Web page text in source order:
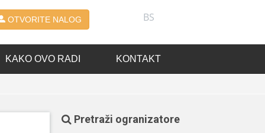
OTVORITE NALOG BS
KAKO OVO RADI KONTAKT
Pretraži ogranizatore